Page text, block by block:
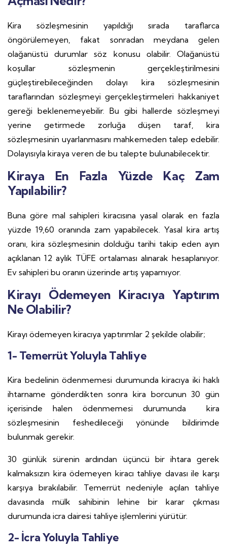
Kira sözleşmesinin yapıldığı sırada taraflarca
öngörülemeyen, fakat sonradan meydana gelen
olağanüstü durumlar söz konusu olabilir. Olağanüstü
koşullar sözleşmenin gerçekleştirilmesini
güçleştirebileceğinden dolayı kira sözleşmesinin
taraflarından sözleşmeyi gerçekleştirmeleri hakkaniyet
gereği beklenemeyebilir. Bu gibi hallerde sözleşmeyi
yerine getirmede zorluğa düşen taraf, kira
sözleşmesinin uyarlanmasını mahkemeden talep edebilir.
Dolayısıyla kiraya veren de bu talepte bulunabilecektir.
Kiraya En Fazla Yüzde Kaç Zam
Yapılabilir?
Buna göre mal sahipleri kiracısına yasal olarak en fazla
yüzde 19,60 oranında zam yapabilecek. Yasal kira artış
oranı, kira sözleşmesinin dolduğu tarihi takip eden ayın
açıklanan 12 aylık TÜFE ortalaması alınarak hesaplanıyor.
Ev sahipleri bu oranın üzerinde artış yapamıyor.
Kirayı Ödemeyen Kiracıya Yaptırım
Ne Olabilir?
Kirayı ödemeyen kiracıya yaptırımlar 2 şekilde olabilir;
1- Temerrüt Yoluyla Tahliye
Kira bedelinin ödenmemesi durumunda kiracıya iki haklı
ihtarname gönderdikten sonra kira borcunun 30 gün
içerisinde halen ödenmemesi durumunda kira
sözleşmesinin feshedileceği yönünde bildirimde
bulunmak gerekir.
30 günlük sürenin ardından üçüncü bir ihtara gerek
kalmaksızın kira ödemeyen kiracı tahliye davası ile karşı
karşıya bırakılabilir. Temerrüt nedeniyle açılan tahliye
davasında mülk sahibinin lehine bir karar çıkması
durumunda icra dairesi tahliye işlemlerini yürütür.
2- İcra Yoluyla Tahliye